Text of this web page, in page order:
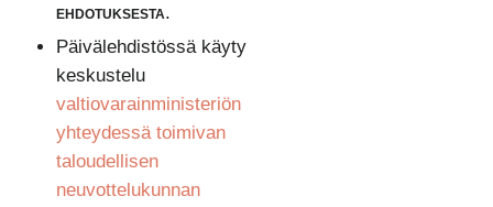
ehdotuksesta.
Päivälehdistössä käyty
keskustelu
valtiovarainministeriön
yhteydessä toimivan
taloudellisen
neuvottelukunnan